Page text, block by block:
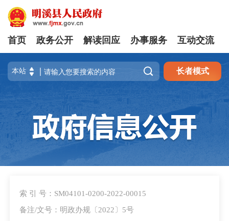
首页 政务公开 解读回应 办事服务 互动交流
 长者模式
索 引 号：SM04101-0200-2022-00015
备注/文号：明政办规〔2022〕5号